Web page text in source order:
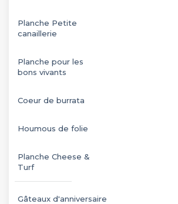
Planche Petite
canaillerie
Planche pour les
bons vivants
Coeur de burrata
Houmous de folie
Planche Cheese &
Turf
Gâteaux d'anniversaire